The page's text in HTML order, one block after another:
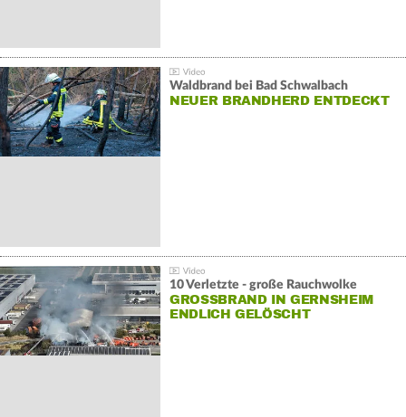
Waldbrand bei Bad Schwalbach
NEUER BRANDHERD ENTDECKT
10 Verletzte - große Rauchwolke
GROSSBRAND IN GERNSHEIM E
NDLICH GELÖSCHT